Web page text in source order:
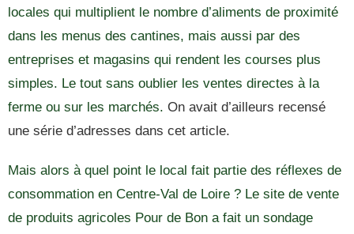
locales qui multiplient le nombre d’aliments de proximité
dans les menus des cantines, mais aussi par des
entreprises et magasins qui rendent les courses plus
simples. Le tout sans oublier les ventes directes à la
ferme ou sur les marchés. On avait d’ailleurs recensé
une série d’adresses dans cet article.
Mais alors à quel point le local fait partie des réflexes de
consommation en Centre-Val de Loire ? Le site de vente
de produits agricoles Pour de Bon a fait un sondage